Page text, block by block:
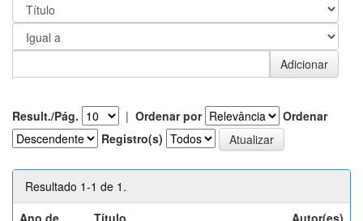
Result./Pág. | Ordenar por
Ordenar
Registro(s)
Resultado 1-1 de 1.
Ano de
Título Autor(es)